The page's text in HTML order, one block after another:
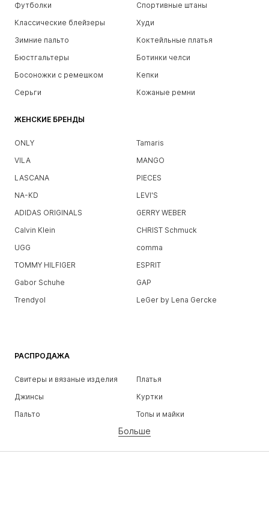
Футболки
Спортивные штаны
Классические блейзеры
Худи
Зимние пальто
Коктейльные платья
Бюстгальтеры
Ботинки челси
Босоножки с ремешком
Кепки
Серьги
Кожаные ремни
ЖЕНСКИЕ БРЕНДЫ
ONLY
Tamaris
VILA
MANGO
LASCANA
PIECES
NA-KD
LEVI'S
ADIDAS ORIGINALS
GERRY WEBER
Calvin Klein
CHRIST Schmuck
UGG
comma
TOMMY HILFIGER
ESPRIT
Gabor Schuhe
GAP
Trendyol
LeGer by Lena Gercke
РАСПРОДАЖА
Свитеры и вязаные изделия
Платья
Джинсы
Куртки
Пальто
Топы и майки
Белье
Юбки
Блузки и туники
Больше